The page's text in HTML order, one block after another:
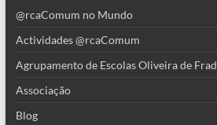
@rcaComum no Mundo
Actividades @rcaComum
Agrupamento de Escolas Oliveira de
Associação
Blog